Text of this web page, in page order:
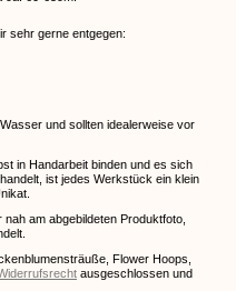
sehr gerne entgegen:
und sollten idealerweise vor
in Handarbeit binden und es sich
ist jedes Werkstück ein klein
am abgebildeten Produktfoto,
Flower Hoops,
ausgeschlossen und